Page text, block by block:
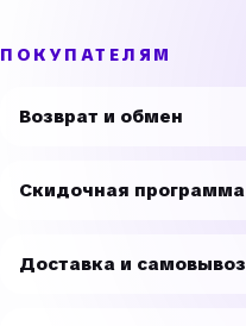
ПОКУПАТЕЛЯМ
Возврат и обмен
Скидочная программа
Доставка и самовывоз